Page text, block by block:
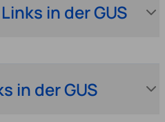
in der GUS
in der GUS